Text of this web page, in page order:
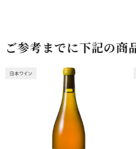
ご参考までに下記の商